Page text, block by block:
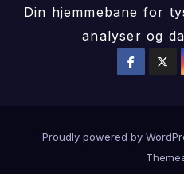
Din hjemmebane for
analyser og
Proudly powered by